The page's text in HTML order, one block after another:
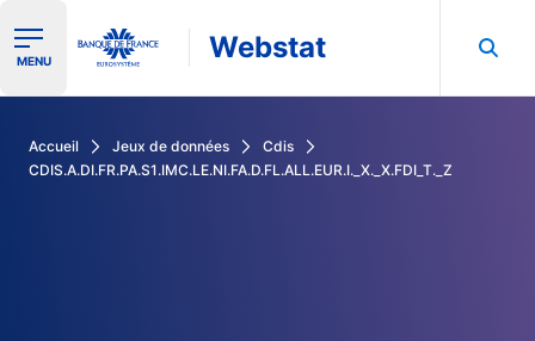
Ouvrir le menu de navigation
MENU Webstat
Accueil Jeux de données
Cdis
CDIS.A.DI.FR.PA.S1.IMC.LE.NI.FA.D.FL.ALL.EUR.I._X._X.FDI_T._Z